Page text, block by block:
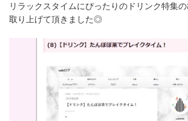
リラックスタイムにぴったりのドリンク特集の
取り上げて頂きました◎